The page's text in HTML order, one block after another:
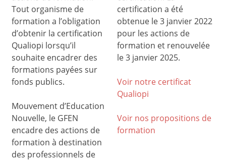
Tout organisme de
formation a l’obligation
d’obtenir la certification
Qualiopi lorsqu’il
souhaite encadrer des
formations payées sur
fonds publics.
Mouvement d’Education
Nouvelle, le GFEN
encadre des actions de
formation à destination
des professionnels de
certification a été
obtenue le 3 janvier 2022
pour les actions de
formation et renouvelée
le 3 janvier 2025.
Voir notre certificat
Qualiopi
Voir nos propositions de
formation